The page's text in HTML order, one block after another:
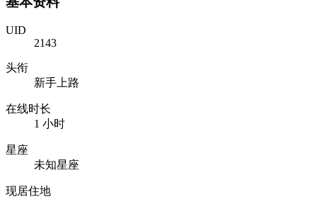
UID
2143
头衔
新手上路
在线时长
1 小时
星座
未知星座
现居住地